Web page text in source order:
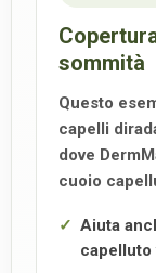
sommità
Questo
capelli
dove
cuoio
Aiuta
capelluto